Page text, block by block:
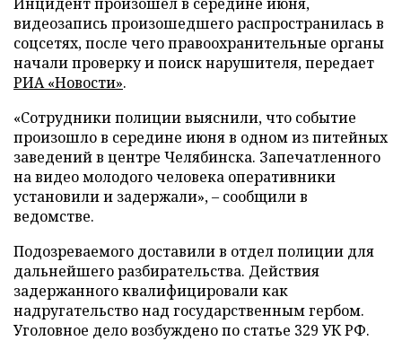
видеозапись произошедшего распространилась в
соцсетях, после чего правоохранительные органы
начали проверку и поиск нарушителя, передает
РИА «Новости».
«Сотрудники полиции выяснили, что событие
произошло в середине июня в одном из питейных
заведений в центре Челябинска. Запечатленного
на видео молодого человека оперативники
установили и задержали», – сообщили в
ведомстве.
Подозреваемого доставили в отдел полиции для
дальнейшего разбирательства. Действия
задержанного квалифицировали как
надругательство над государственным гербом.
Уголовное дело возбуждено по статье 329 УК РФ.